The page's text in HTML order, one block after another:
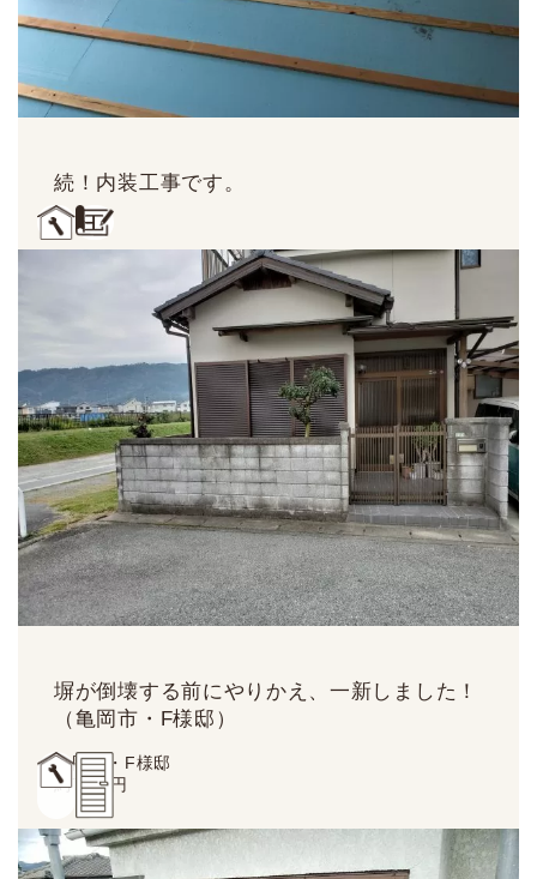
続！内装工事です。
塀が倒壊する前にやりかえ、一新しました！
（亀岡市・F様邸）
亀岡市・F様邸
約70万円